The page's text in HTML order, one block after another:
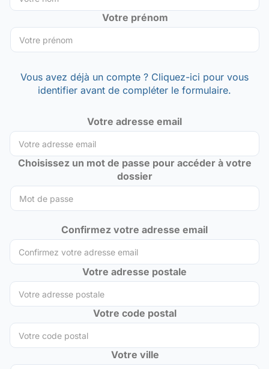
Votre prénom
Vous avez déjà un compte ? Cliquez-ici pour vous
identifier avant de compléter le formulaire.
Votre adresse email
Choisissez un mot de passe pour accéder à votre
dossier
Confirmez votre adresse email
Votre adresse postale
Votre code postal
Votre ville